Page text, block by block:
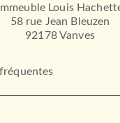
Immeuble Louis
58 rue Jean Bleuzen
92178 Vanves